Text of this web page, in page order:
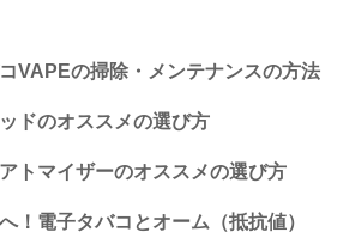
VAPEの掃除・メンテナンスの方法
ドのオススメの選び方
トマイザーのオススメの選び方
！電子タバコとオーム（抵抗値）